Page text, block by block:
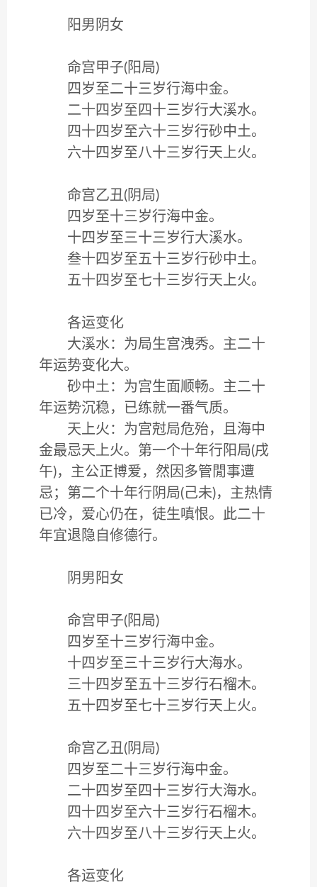
阳男阴女
命宫甲子(阳局)
四岁至二十三岁行海中金。
二十四岁至四十三岁行大溪水。
四十四岁至六十三岁行砂中土。
六十四岁至八十三岁行天上火。
命宫乙丑(阴局)
四岁至十三岁行海中金。
十四岁至三十三岁行大溪水。
叁十四岁至五十三岁行砂中土。
五十四岁至七十三岁行天上火。
各运变化
大溪水：为局生宫洩秀。主二十
年运势变化大。
砂中土：为宫生面顺畅。主二十
年运势沉稳，已练就一番气质。
天上火：为宫尅局危殆，且海中
金最忌天上火。第一个十年行阳局(戌
午)，主公正博爱，然因多管閒事遭
忌；第二个十年行阴局(己未)，主热情
已冷，爱心仍在，徒生嗔恨。此二十
年宜退隐自修德行。
阴男阳女
命宫甲子(阳局)
四岁至十三岁行海中金。
十四岁至三十三岁行大海水。
三十四岁至五十三岁行石榴木。
五十四岁至七十三岁行天上火。
命宫乙丑(阴局)
四岁至二十三岁行海中金。
二十四岁至四十三岁行大海水。
四十四岁至六十三岁行石榴木。
六十四岁至八十三岁行天上火。
各运变化